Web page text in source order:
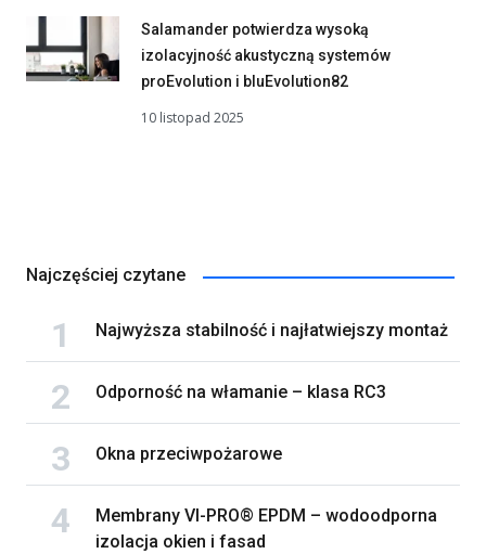
Salamander potwierdza wysoką
izolacyjność akustyczną systemów
proEvolution i bluEvolution82
10 listopad 2025
Najczęściej czytane
Najwyższa stabilność i najłatwiejszy montaż
Odporność na włamanie – klasa RC3
Okna przeciwpożarowe
Membrany VI-PRO® EPDM – wodoodporna
izolacja okien i fasad